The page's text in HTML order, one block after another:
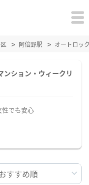
阿倍野駅 オートロッ
ンション・ウィークリ
性でも安心